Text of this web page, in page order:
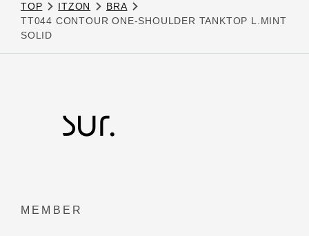
TOP ITZON
BRA
TT044 CONTOUR ONE-SHOULDER TANKTOP L.MINT
SOLID
MEMBER